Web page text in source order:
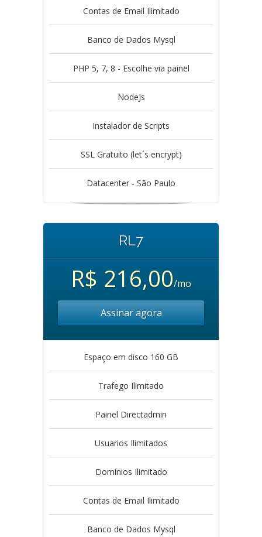
Contas de Email Ilimitado
Banco de Dados Mysql
PHP 5, 7, 8 - Escolhe via painel
NodeJs
Instalador de Scripts
SSL Gratuito (let´s encrypt)
Datacenter - São Paulo
RL7
R$ 216,00/mo
Assinar agora
Espaço em disco 160 GB
Trafego Ilimitado
Painel Directadmin
Usuarios Ilimitados
Domínios Ilimitado
Contas de Email Ilimitado
Banco de Dados Mysql